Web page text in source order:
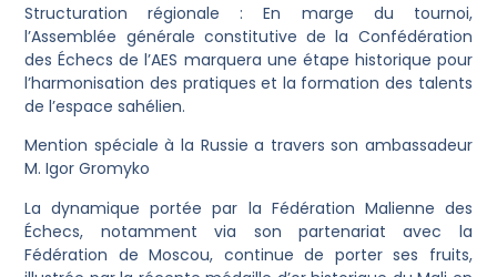
​Structuration régionale : En marge du tournoi,
l’Assemblée générale constitutive de la Confédération
des Échecs de l’AES marquera une étape historique pour
l’harmonisation des pratiques et la formation des talents
de l’espace sahélien.
Mention spéciale à la Russie a travers son ambassadeur
M. Igor Gromyko
​La dynamique portée par la Fédération Malienne des
Échecs, notamment via son partenariat avec la
Fédération de Moscou, continue de porter ses fruits,